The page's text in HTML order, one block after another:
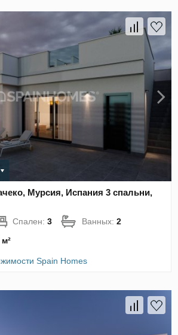
Мурсия, Испания 3 спальни,
Спален:3 Ванных:2
м²
Spain Homes